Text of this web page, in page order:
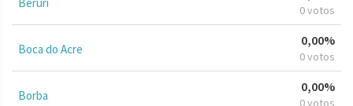
0 votos
Boca do Acre
0,00%
0 votos
Borba
0,00%
0 votos